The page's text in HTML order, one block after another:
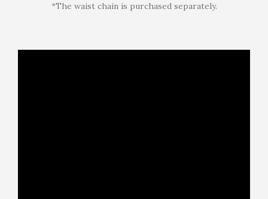
*The waist chain is purchased separately.